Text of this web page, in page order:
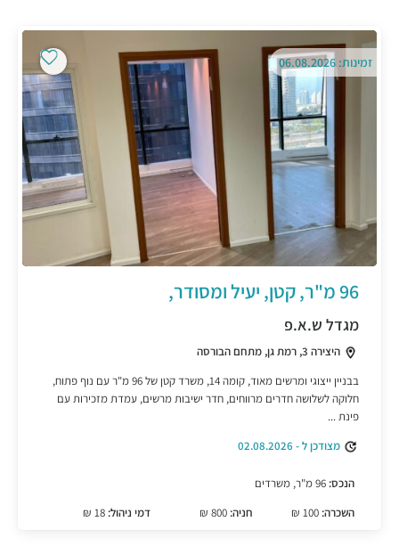
זמינות: 06.08.2026
96 מ"ר, קטן, יעיל ומסודר,
מגדל ש.א.פ
היצירה 3, רמת גן, מתחם הבורסה
בבניין ייצוגי ומרשים מאוד, קומה 14, משרד קטן של 96 מ"ר עם נוף פתוח,
חלוקה לשלושה חדרים מרווחים, חדר ישיבות מרשים, עמדת מזכירות עם
פינת ...
מצודכן ל - 02.08.2026
הנכס:
השכרה:
חניה: 800 ₪ דמי ניהול: